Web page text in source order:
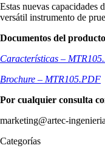
Estas nuevas
versátil instrumento de
Documentos del
Características –
Brochure – MTR105.PDF
Por cualquier consulta
marketing@artec-
Categorías